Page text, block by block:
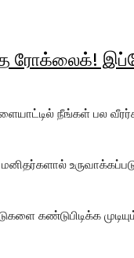
ரோக்லைக்!
நீங்கள் பல
கண்டுபிடிக்க